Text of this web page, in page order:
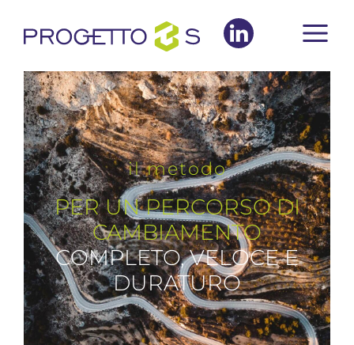
il metodo
PER UN PERCORSO DI
CAMBIAMENTO
COMPLETO, VELOCE E
DURATURO